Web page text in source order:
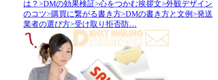
は？>DMの効果検証>心をつかむ挨拶文>外観デザイン
のコツ>購買に繋がる書き方>DMの書き方と文例>発送
業者の選び方>受け取り拒否防…